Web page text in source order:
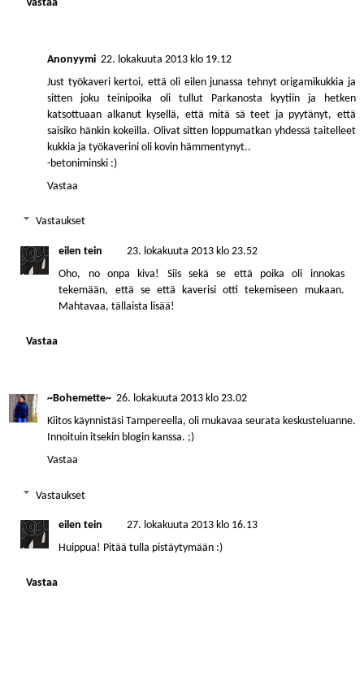
Vastaa
Anonyymi 22. lokakuuta 2013 klo 19.12
Just työkaveri kertoi, että oli eilen junassa tehnyt origamikukkia ja
sitten joku teinipoika oli tullut Parkanosta kyytiin ja hetken
katsottuaan alkanut kysellä, että mitä sä teet ja pyytänyt, että
saisiko hänkin kokeilla. Olivat sitten loppumatkan yhdessä taitelleet
kukkia ja työkaverini oli kovin hämmentynyt..
-betoniminski :)
Vastaa
Vastaukset
eilen tein
23. lokakuuta 2013 klo 23.52
Oho, no onpa kiva! Siis sekä se että poika oli innokas
tekemään, että se että kaverisi otti tekemiseen mukaan.
Mahtavaa, tällaista lisää!
Vastaa
~Bohemette~ 26. lokakuuta 2013 klo 23.02
Kiitos käynnistäsi Tampereella, oli mukavaa seurata keskusteluanne.
Innoituin itsekin blogin kanssa. ;)
Vastaa
Vastaukset
eilen tein
27. lokakuuta 2013 klo 16.13
Huippua! Pitää tulla pistäytymään :)
Vastaa